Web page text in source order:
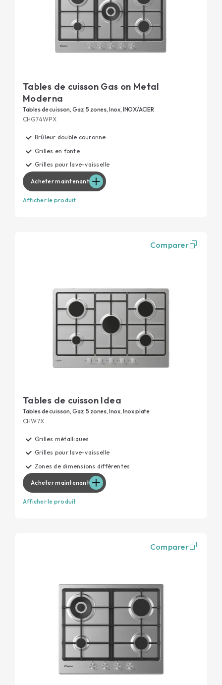
Tables de cuisson Gas on Metal
Moderna
Tables de cuisson, Gaz, 5 zones, Inox, INOX/ACIER
CHG74WPX
Brûleur double couronne
Grilles en fonte
Grilles pour lave-vaisselle
Acheter maintenant
Afficher le produit
Comparer
Tables de cuisson Idea
Tables de cuisson, Gaz, 5 zones, Inox, Inox plate
CHW7X
Grilles métalliques
Grilles pour lave-vaisselle
Zones de dimensions différentes
Acheter maintenant
Afficher le produit
Comparer